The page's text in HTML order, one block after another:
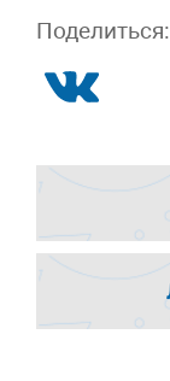
Поделиться: